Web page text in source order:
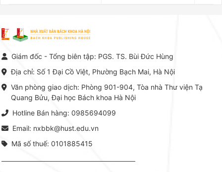
vực Hóa học phân tích tại Việt
Nam hiện nay. Bộ sách mang
đến một hệ thống tri thức hoàn
thuật thực hành -> Ứng dụng
chuyên ngành, được NXB Bách
khoa Hà Nội ấn hành cả hai
phiên bản sách giấy và điện tử.
tín trong
lý. Các
Giám đốc - Tổng biên tập: PGS. TS. Bùi Đức Hùng
Địa chỉ: Số 1 Đại Cồ Việt, Phường Bạch Mai, Hà Nội
Văn phòng giao dịch: Phòng 901-904, Tòa nhà Thư viện Tạ
Quang Bửu, Đại học Bách khoa Hà Nội
Hotline Bán hàng: 0985694099
Email: nxbbk@hust.edu.vn
Mã số thuế: 0101885415